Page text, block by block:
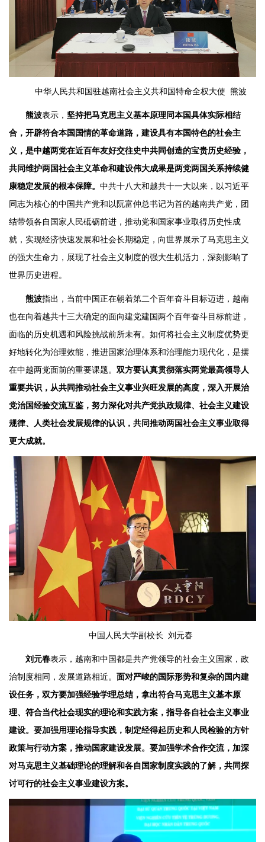
中华人民共和国驻越南社会主义共和国特命全权大使 熊波
熊波表示， 坚持把马克思主义基本原理同本国具体实际相结
合，开辟符合本国国情的革命道路，建设具有本国特色的社会主
义，是中越两党在近百年友好交往史中共同创造的宝贵历史经验，
共同维护两国社会主义革命和建设伟大成果是两党两国关系持续健
康稳定发展的根本保障。 中共十八大和越共十一大以来，以习近平
同志为核心的中国共产党和以阮富仲总书记为首的越南共产党，团
结带领各自国家人民砥砺前进，推动党和国家事业取得历史性成
就，实现经济快速发展和社会长期稳定，向世界展示了马克思主义
的强大生命力，展现了社会主义制度的强大生机活力，深刻影响了
世界历史进程。
熊波指出，当前中国正在朝着第二个百年奋斗目标迈进，越南
也在向着越共十三大确定的面向建党建国两个百年奋斗目标前进，
面临的历史机遇和风险挑战前所未有。如何将社会主义制度优势更
好地转化为治理效能，推进国家治理体系和治理能力现代化，是摆
在中越两党面前的重要课题。 双方要认真贯彻落实两党最高领导人
重要共识，从共同推动社会主义事业兴旺发展的高度，深入开展治
党治国经验交流互鉴，努力深化对共产党执政规律、社会主义建设
规律、人类社会发展规律的认识，共同推动两国社会主义事业取得
更大成就。
中国人民大学副校长 刘元春
刘元春表示，越南和中国都是共产党领导的社会主义国家，政
治制度相同，发展道路相近。 面对严峻的国际形势和复杂的国内建
设任务，双方要加强经验学理总结，拿出符合马克思主义基本原
理、符合当代社会现实的理论和实践方案，指导各自社会主义事业
建设。要加强用理论指导实践，制定经得起历史和人民检验的方针
政策与行动方案，推动国家建设发展。要加强学术合作交流，加深
对马克思主义基础理论的理解和各自国家制度实践的了解，共同探
讨可行的社会主义事业建设方案。